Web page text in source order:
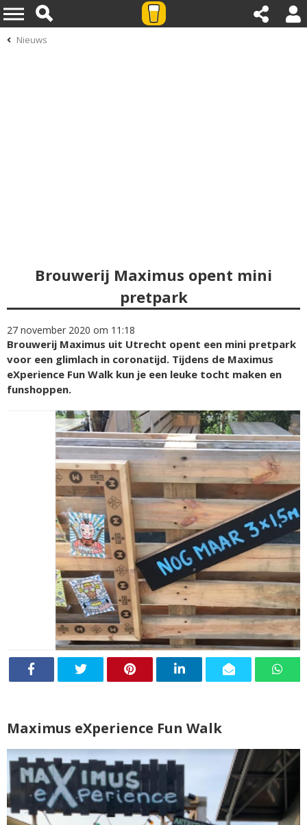
Nieuws
Brouwerij Maximus opent mini
pretpark
27 november 2020 om 11:18
Brouwerij Maximus uit Utrecht opent een mini pretpark
voor een glimlach in coronatijd. Tijdens de Maximus
eXperience Fun Walk kun je een leuke tocht maken en
funshoppen.
Maximus eXperience Fun Walk